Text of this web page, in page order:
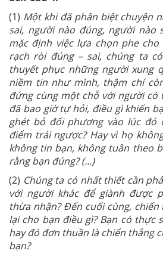
(1) Một khi đã phân biệt chuyện
sai, người nào đúng, người nào
mặc định việc lựa chọn phe
rạch ròi đúng – sai, chúng ta
thuyết phục những người xung
niềm tin như mình, thậm chí
đứng cùng một chỗ với người có
đã bao giờ tự hỏi, điều gì khiến
ghét bỏ đối phương vào lúc đó
điểm trái ngược? Hay vì họ
không tin bạn, không tuân theo
rằng bạn đúng? (...)
(2) Chúng ta có nhất thiết cần
với người khác để giành được
thừa nhận? Đến cuối cùng,
lại cho bạn điều gì? Bạn có thực
hay đó đơn thuần là chiến thắng
bạn?